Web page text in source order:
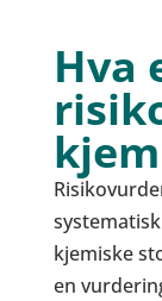
Hva
kjemiske
en